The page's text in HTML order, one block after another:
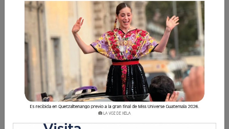
MAGA ALERTA A PRODUCTORES POR CALOR
EXTREMO Y LLUVIAS INTENSAS
Altas temperaturas, baja humedad y lluvias intensas
ponen en alerta al sector agropecuario guatemalteco
durante esta semana. Ante estas condiciones, el
Ministerio de Agricultura, Ganadería y Alimentación
(MAGA) emite recomendaciones a
Altas temperaturas, baja humedad y lluvias intensas
ponen en alerta al sector agropecuario guatemalteco